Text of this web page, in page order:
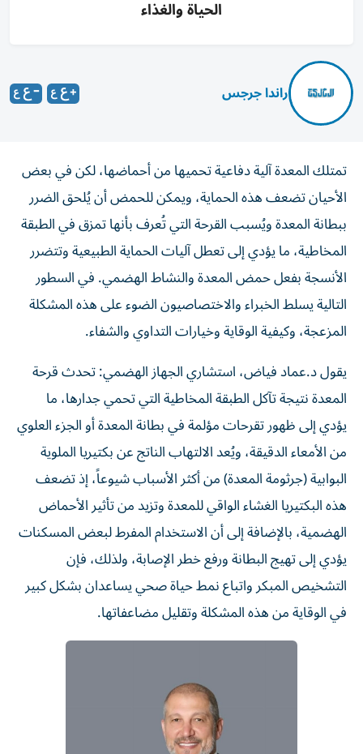
الحياة والغذاء
راندا جرجس
تمتلك المعدة آلية دفاعية تحميها من أحماضها، لكن في بعض
الأحيان تضعف هذه الحماية، ويمكن للحمض أن يُلحق الضرر
ببطانة المعدة ويُسبب القرحة التي تُعرف بأنها تمزق في الطبقة
المخاطية، ما يؤدي إلى تعطل آليات الحماية الطبيعية وتتضرر
الأنسجة بفعل حمض المعدة والنشاط الهضمي. في السطور
التالية يسلط الخبراء والاختصاصيون الضوء على هذه المشكلة
المزعجة، وكيفية الوقاية وخيارات التداوي والشفاء.
يقول د.عماد فياض، استشاري الجهاز الهضمي: تحدث قرحة
المعدة نتيجة تآكل الطبقة المخاطية التي تحمي جدارها، ما
يؤدي إلى ظهور تقرحات مؤلمة في بطانة المعدة أو الجزء العلوي
من الأمعاء الدقيقة، ويُعد الالتهاب الناتج عن بكتيريا الملوية
البوابية (جرثومة المعدة) من أكثر الأسباب شيوعاً، إذ تضعف
هذه البكتيريا الغشاء الواقي للمعدة وتزيد من تأثير الأحماض
الهضمية، بالإضافة إلى أن الاستخدام المفرط لبعض المسكنات
يؤدي إلى تهيج البطانة ورفع خطر الإصابة، ولذلك، فإن
التشخيص المبكر واتباع نمط حياة صحي يساعدان بشكل كبير
في الوقاية من هذه المشكلة وتقليل مضاعفاتها.